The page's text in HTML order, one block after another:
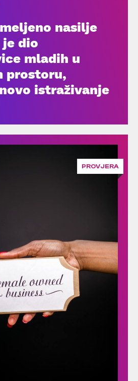
nasilje
dio
mladih u
prostoru,
istraživanje
PROVJERA